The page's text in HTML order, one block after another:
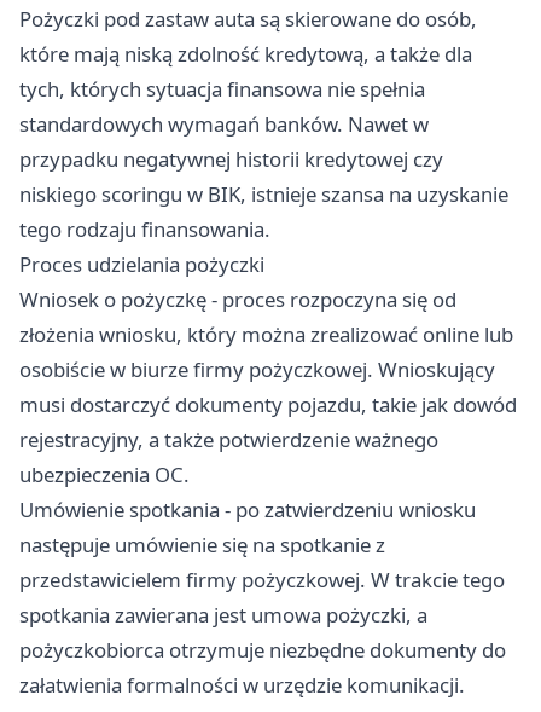
Pożyczki pod zastaw auta są skierowane do osób,
które mają niską zdolność kredytową, a także dla
tych, których sytuacja finansowa nie spełnia
standardowych wymagań banków. Nawet w
przypadku negatywnej historii kredytowej czy
niskiego scoringu w BIK, istnieje szansa na uzyskanie
tego rodzaju finansowania.
Proces udzielania pożyczki
Wniosek o pożyczkę - proces rozpoczyna się od
złożenia wniosku, który można zrealizować online lub
osobiście w biurze firmy pożyczkowej. Wnioskujący
musi dostarczyć dokumenty pojazdu, takie jak dowód
rejestracyjny, a także potwierdzenie ważnego
ubezpieczenia OC.
Umówienie spotkania - po zatwierdzeniu wniosku
następuje umówienie się na spotkanie z
przedstawicielem firmy pożyczkowej. W trakcie tego
spotkania zawierana jest umowa pożyczki, a
pożyczkobiorca otrzymuje niezbędne dokumenty do
załatwienia formalności w urzędzie komunikacji.